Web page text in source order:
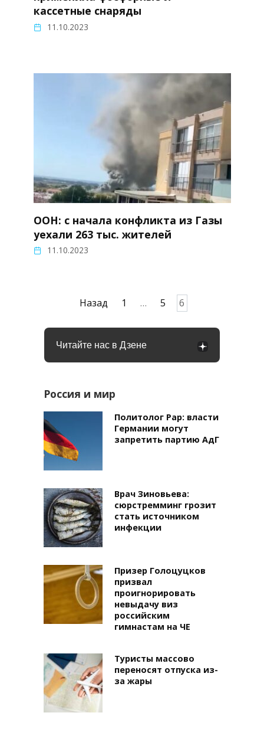
кассетные снаряды
11.10.2023
ООН: с начала конфликта из Газы
уехали 263 тыс. жителей
11.10.2023
Назад 1 … 5 6
Читайте нас в Дзене
Россия и мир
Политолог Рар: власти
Германии могут
запретить партию АдГ
Врач Зиновьева:
сюрстремминг грозит
стать источником
инфекции
Призер Голоцуцков
призвал
проигнорировать
невыдачу виз
российским
гимнастам на ЧЕ
Туристы массово
переносят отпуска из-
за жары